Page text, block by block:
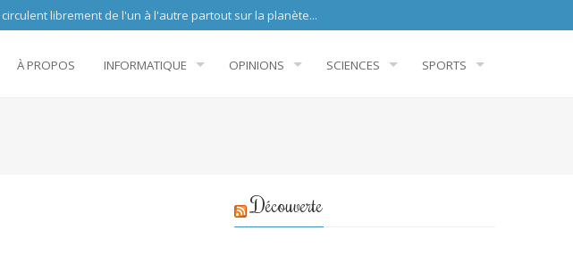
à l'autre partout sur la planète...
À PROPOS INFORMATIQUE OPINIONS SCIENCES SPORTS
Découverte